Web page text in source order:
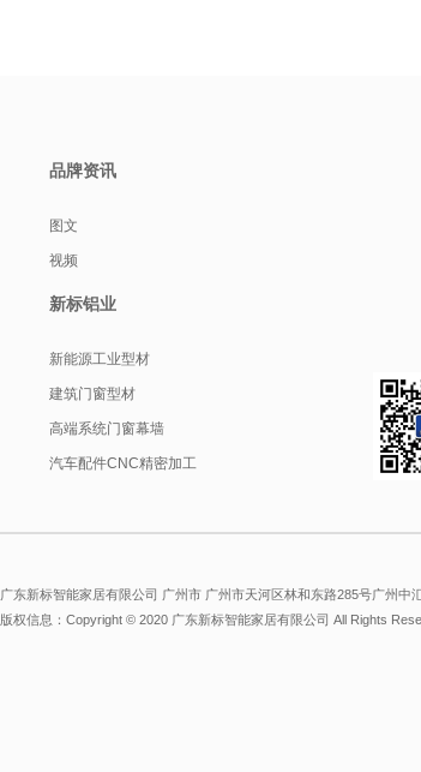
品牌资讯
图文
视频
新标铝业
新能源工业型材
建筑门窗型材
高端系统门窗幕墙
汽车配件CNC精密加工
广东新标智能家居有限公司 广州市 广州市天河区林和东路285号广州中
版权信息：Copyright © 2020 广东新标智能家居有限公司 All Rights